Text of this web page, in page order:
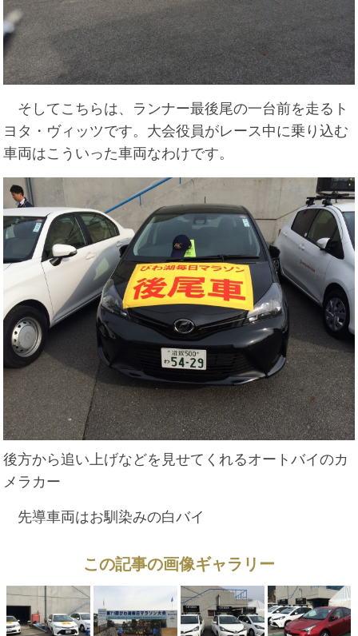
そしてこちらは、ランナー最後尾の一台前を走るト
ヨタ・ヴィッツです。大会役員がレース中に乗り込む
車両はこういった車両なわけです。
後方から追い上げなどを見せてくれるオートバイのカ
メラカー
先導車両はお馴染みの白バイ
この記事の画像ギャラリー